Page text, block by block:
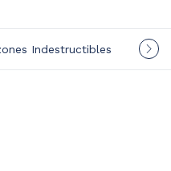
Indestructibles